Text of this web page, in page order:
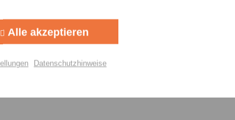
Alle akzeptieren
Datenschutzhinweise